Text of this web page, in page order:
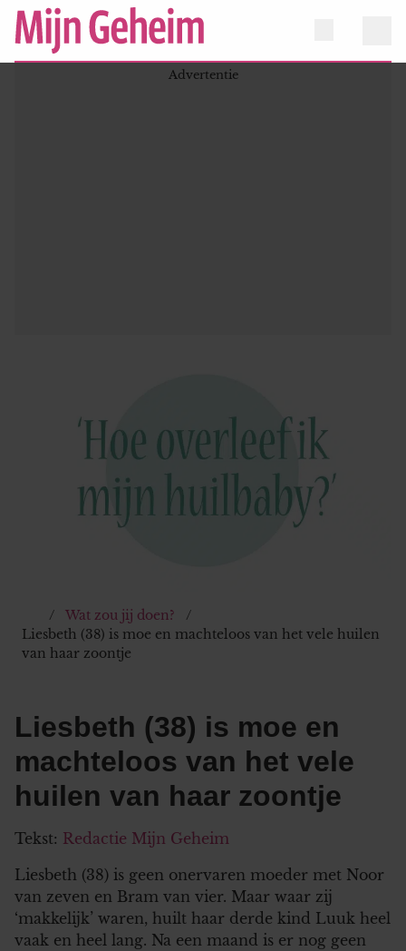
Wat zou jij doen?
Liesbeth (38) is moe en machteloos van het vele huilen
van haar zoontje
Liesbeth (38) is moe en
machteloos van het vele
huilen van haar zoontje
Tekst: Redactie Mijn Geheim
Liesbeth (38) is geen onervaren moeder met Noor
van zeven en Bram van vier. Maar waar zij
‘makkelijk’ waren, huilt haar derde kind Luuk heel
vaak en heel lang. Na een maand is er nog geen